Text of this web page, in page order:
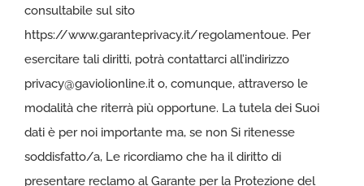
consultabile sul sito
https://www.garanteprivacy.it/regolamentoue. Per
esercitare tali diritti, potrà contattarci all’indirizzo
privacy@gaviolionline.ito, comunque, attraverso le
modalità che riterrà più opportune. La tutela dei Suoi
dati è per noi importante ma, se non Si ritenesse
soddisfatto/a, Le ricordiamo che ha il diritto di
presentare reclamo al Garante per la Protezione del